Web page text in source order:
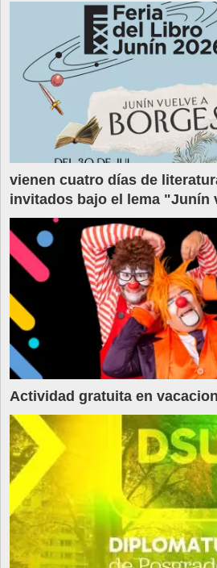
vienen cuatro días de
invitados bajo el lema "Junín
Actividad gratuita en